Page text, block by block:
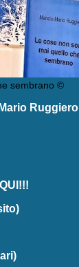
sembrano ©
Ruggiero